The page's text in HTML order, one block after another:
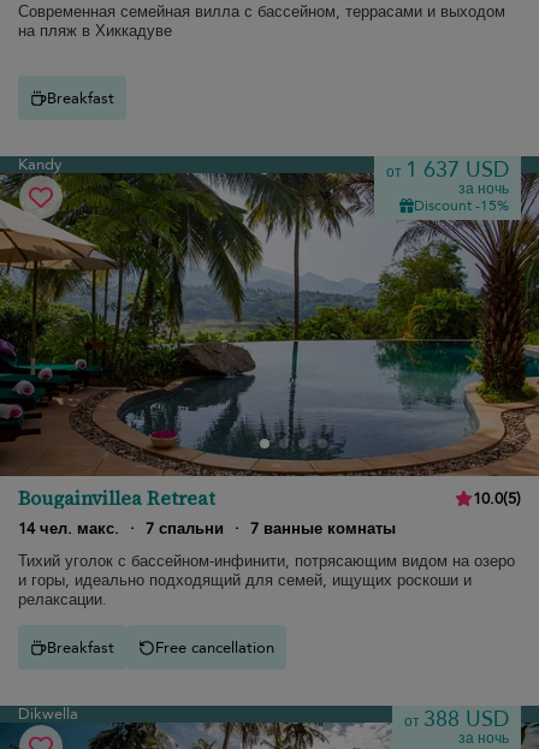
Современная семейная вилла с бассейном, террасами и выходом
на пляж в Хиккадуве
Breakfast
Kandy от 1 637 USD
за ночь
Discount -15%
Bougainvillea Retreat 10.0(5)
14 чел. макс.
· 7 спальни · 7 ванные комнаты
Тихий уголок с бассейном-инфинити, потрясающим видом на озеро
и горы, идеально подходящий для семей, ищущих роскоши и
релаксации.
Breakfast Free cancellation
Dikwella от 388 USD
за ночь